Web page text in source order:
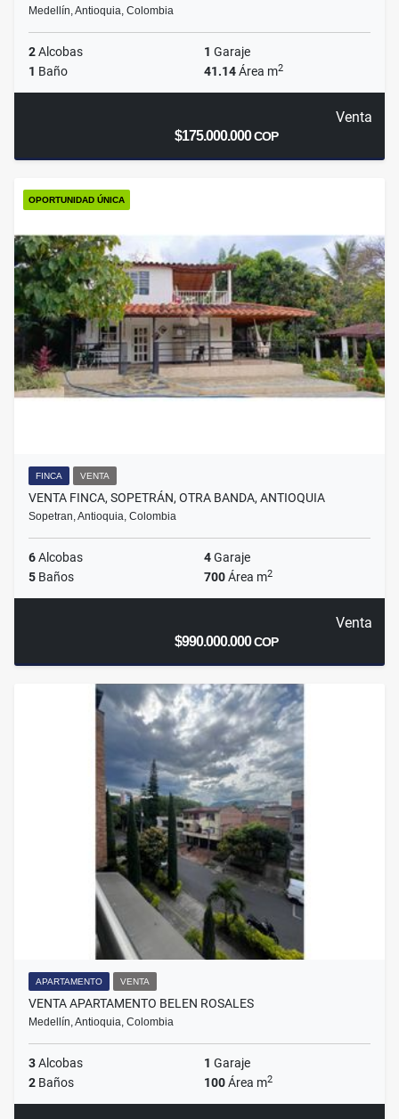
Medellín, Antioquia, Colombia
2Alcobas 1 Garaje
1 Baño 41.14Área m2
Venta
$175.000.000COP
OPORTUNIDAD ÚNICA
FINCA VENTA
VENTA FINCA, SOPETRÁN, OTRA BANDA, ANTIOQUIA
Sopetran, Antioquia, Colombia
6Alcobas 4Garaje
5 Baños 700Área m2
Venta
$990.000.000COP
APARTAMENTO VENTA
VENTA APARTAMENTO BELEN ROSALES
Medellín, Antioquia, Colombia
3Alcobas 1 Garaje
2 Baños 100Área m2